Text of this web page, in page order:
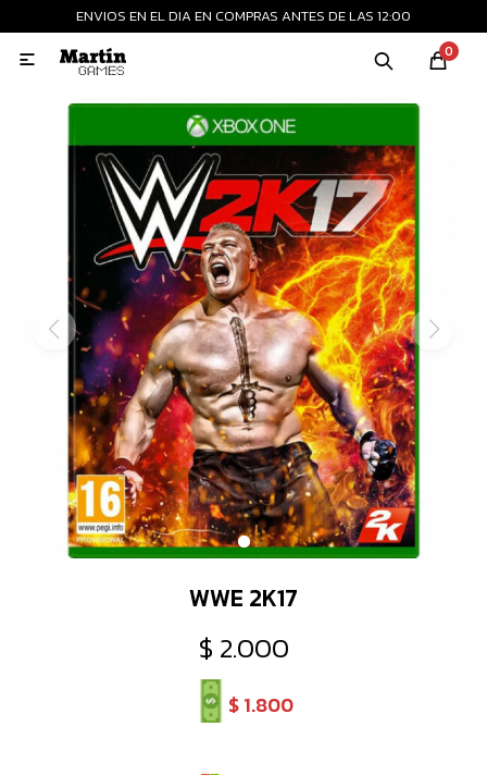
ENVIOS EN EL DIA EN COMPRAS ANTES DE LAS 12:00
0

WWE 2K17
$ 2.000
$1.800
MI CUENTA
Consolas nuevas
Consolas recertificadas
Juegos
Accesorios